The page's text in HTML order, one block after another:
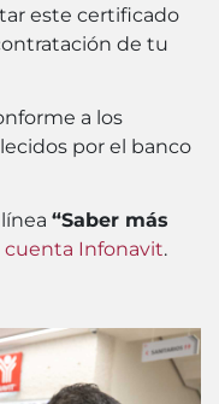
este certificado
de tu
a los
por el banco
“Saber más
cuenta Infonavit.